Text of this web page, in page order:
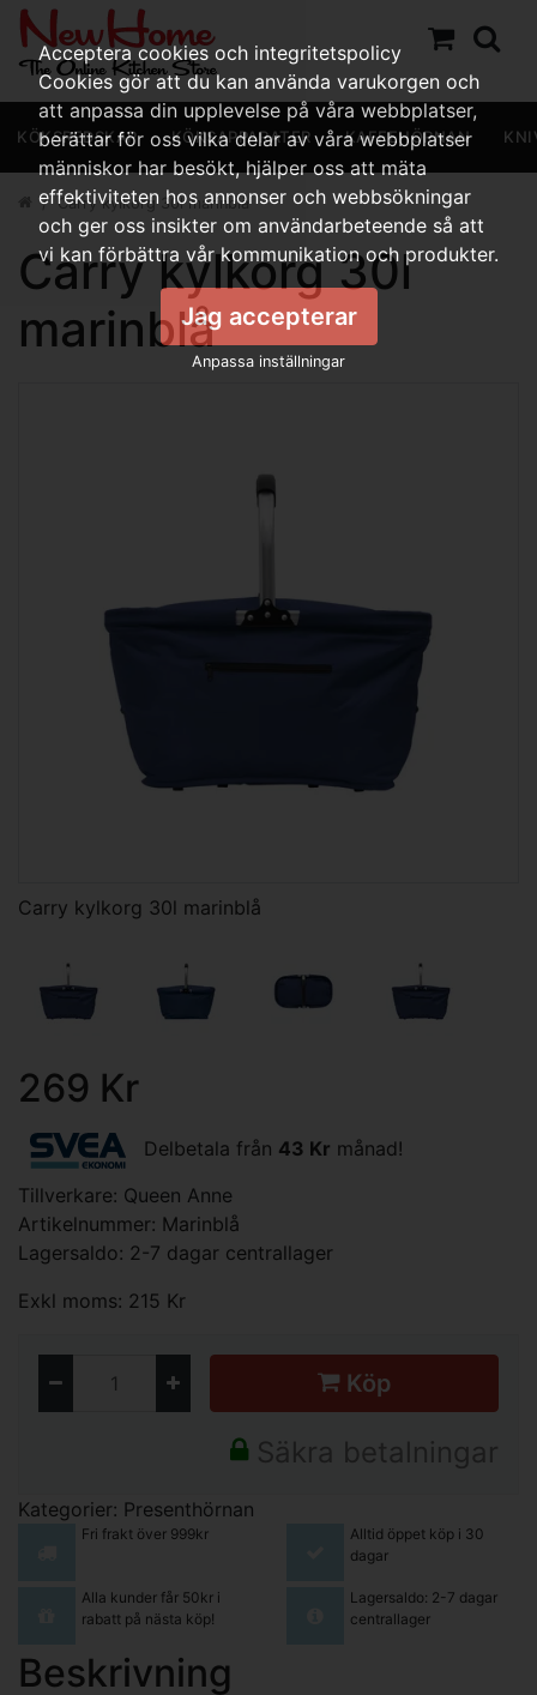
KÖKSREDSKAP KÖKSAPPARATER KAFFEHÖRNAN
Carry kylkorg 30l marinblå
Carry kylkorg 30l
marinblå
Carry kylkorg 30l marinblå
269 Kr
Delbetala från 43 Kr månad!
Tillverkare: Queen Anne
Artikelnummer: Marinblå
Lagersaldo: 2-7 dagar centrallager
Exkl moms: 215 Kr
Köp
Säkra betalningar
Kategorier: Presenthörnan
Fri frakt över 999kr
Alltid öppet köp i 30
dagar
Alla kunder får 50kr i
rabatt på nästa köp!
Lagersaldo: 2-7 dagar
centrallager
Beskrivning
Acceptera cookies och integritetspolicy
Cookies gör att du kan använda varukorgen och
att anpassa din upplevelse på våra webbplatser,
berättar för oss vilka delar av våra webbplatser
människor har besökt, hjälper oss att mäta
effektiviteten hos annonser och webbsökningar
och ger oss insikter om användarbeteende så att
vi kan förbättra vår kommunikation och produkter.
Jag accepterar
Anpassa inställningar